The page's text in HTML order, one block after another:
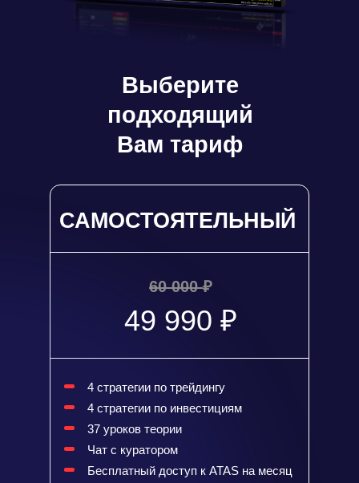
Выберите
подходящий
Вам тариф
САМОСТОЯТЕЛЬНЫЙ
4 стратегии по трейдингу
4 стратегии по инвестициям
37 уроков теории
Чат с куратором
Бесплатный доступ к ATAS на месяц
60 000₽
49 990 ₽